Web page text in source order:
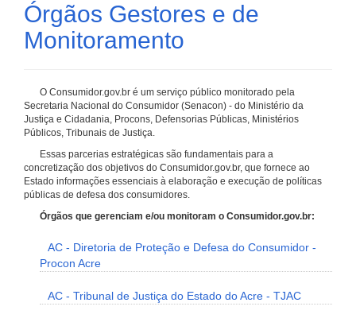
Órgãos Gestores e de
Monitoramento
O Consumidor.gov.br é um serviço público monitorado pela
Secretaria Nacional do Consumidor (Senacon) - do Ministério da
Justiça e Cidadania, Procons, Defensorias Públicas, Ministérios
Públicos, Tribunais de Justiça.
Essas parcerias estratégicas são fundamentais para a
concretização dos objetivos do Consumidor.gov.br, que fornece ao
Estado informações essenciais à elaboração e execução de políticas
públicas de defesa dos consumidores.
Órgãos que gerenciam e/ou monitoram o Consumidor.gov.br:
AC - Diretoria de Proteção e Defesa do Consumidor -
Procon Acre
AC - Tribunal de Justiça do Estado do Acre - TJAC